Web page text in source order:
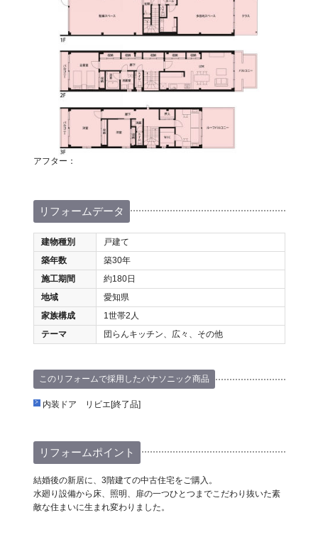
アフター：
リフォームデータ
建物種別
戸建て
築年数
築30年
施工期間
約180日
地域
愛知県
家族構成
1世帯2人
テーマ
団らんキッチン、広々、その他
このリフォームで採用したパナソニック商品
内装ドア リビエ[終了品]
リフォームポイント
結婚後の新居に、3階建ての中古住宅をご購入。
水廻り設備から床、照明、扉の一つひとつまでこだわり抜いた素
敵な住まいに生まれ変わりました。